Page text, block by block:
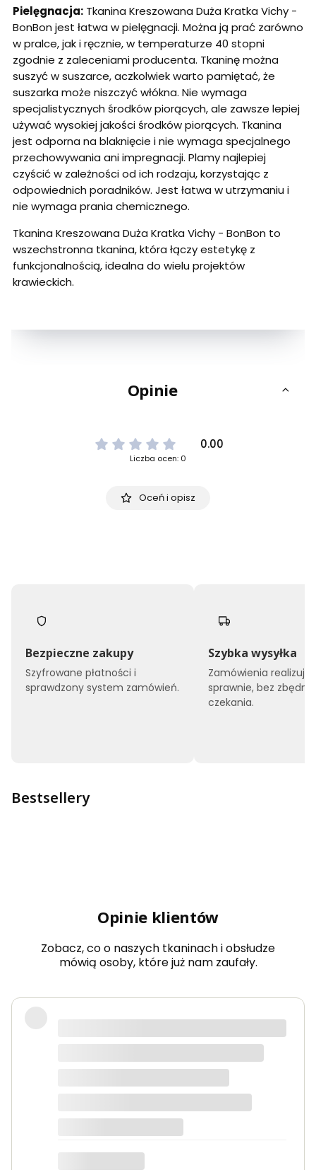
Pielęgnacja: Tkanina Kreszowana Duża Kratka Vichy -
BonBon jest łatwa w pielęgnacji. Można ją prać zarówno
w pralce, jak i ręcznie, w temperaturze 40 stopni
zgodnie z zaleceniami producenta. Tkaninę można
suszyć w suszarce, aczkolwiek warto pamiętać, że
suszarka może niszczyć włókna. Nie wymaga
specjalistycznych środków piorących, ale zawsze lepiej
używać wysokiej jakości środków piorących. Tkanina
jest odporna na blaknięcie i nie wymaga specjalnego
przechowywania ani impregnacji. Plamy najlepiej
czyścić w zależności od ich rodzaju, korzystając z
odpowiednich poradników. Jest łatwa w utrzymaniu i
nie wymaga prania chemicznego.
Tkanina Kreszowana Duża Kratka Vichy - BonBon to
wszechstronna tkanina, która łączy estetykę z
funkcjonalnością, idealna do wielu projektów
krawieckich.
Opinie
0.00
Liczba ocen: 0
Oceń i opisz
Bezpieczne zakupy
Szyfrowane płatności i
sprawdzony system zamówień.
Szybka wysyłka
Zamówienia
sprawnie, bez
czekania.
Bestsellery
Opinie klientów
Zobacz, co o naszych tkaninach i obsłudze
mówią osoby, które już nam zaufały.
Bardzo dobra jakość tkanin, kolory
dokładnie takie jak na zdjęciach.
Zamówienie przyszło szybko i było
Anna K.